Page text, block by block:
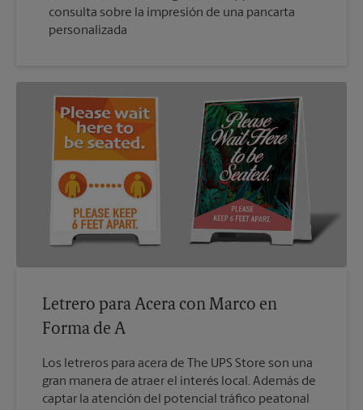
consulta sobre la impresión de una pancarta
personalizada
Letrero para Acera con Marco en
Forma de A
Los letreros para acera de The UPS Store son una
gran manera de atraer el interés local. Además de
captar la atención del potencial tráfico peatonal